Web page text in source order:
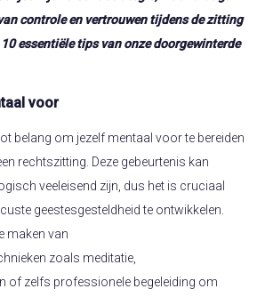
controle en vertrouwen tijdens de zitting
essentiële tips van onze doorgewinterde
voor
belang om jezelf mentaal voor te bereiden
rechtszitting. Deze gebeurtenis kan
veeleisend zijn, dus het is cruciaal
geestesgesteldheid te ontwikkelen.
maken van
zoals meditatie,
of zelfs professionele begeleiding om